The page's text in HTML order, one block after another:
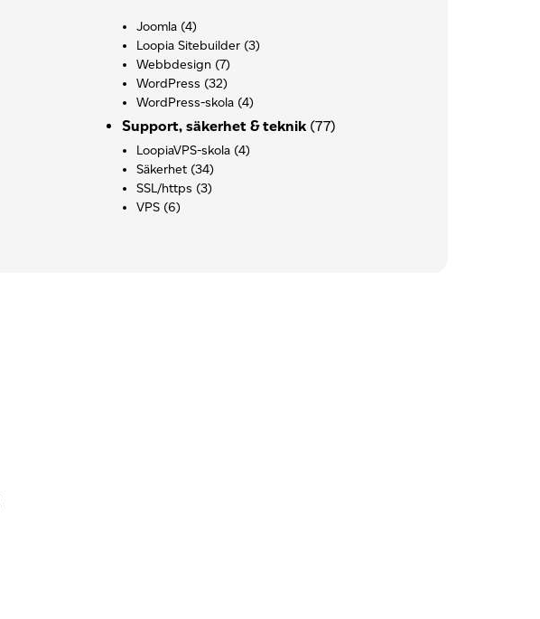
Joomla(4)
Loopia Sitebuilder(3)
Webbdesign (7)
WordPress (32)
WordPress-skola(4)
Support, säkerhet & teknik(77)
LoopiaVPS-skola(4)
Säkerhet(34)
SSL/https (3)
VPS(6)